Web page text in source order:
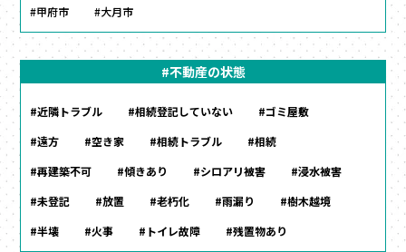
#甲府市 #大月市
#不動産の状態
#近隣トラブル #相続登記していない
#ゴミ屋敷
#遠方
#空き家 #相続トラブル
#相続
#再建築不可
#傾きあり #シロアリ被害
#浸水被害
#未登記
#放置 #老朽化 #雨漏り
#樹木越境
#半壊
#火事 #トイレ故障 #残置物あり